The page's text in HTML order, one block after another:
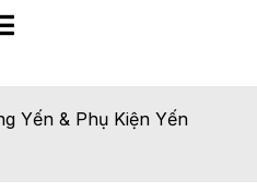
Yến & Phụ Kiện Yến